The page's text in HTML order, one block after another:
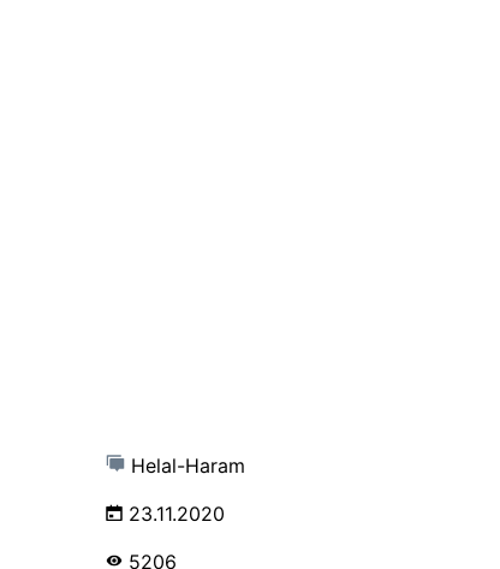
Helal-Haram
23.11.2020
5206